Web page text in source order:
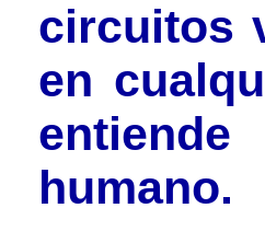
circuitos
en
humano.